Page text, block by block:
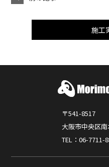
施工
〒541-8517
大阪市中央区
TEL：06-7711-